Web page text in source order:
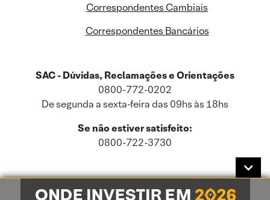
Correspondentes Cambiais
Correspondentes Bancários
SAC - Dúvidas, Reclamações e Orientações
0800-772-0202
De segunda a sexta-feira das 09hs às 18hs
Se não estiver satisfeito:
0800-722-3730
Este site usa cookies e dados pessoais de acordo com a nossaPolítica de
Cookies
e a nossaPolítica de Privacidade.